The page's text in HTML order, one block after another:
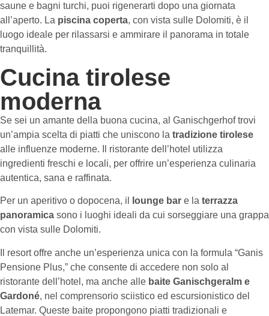
saune e bagni turchi, puoi rigenerarti dopo una giornata
all’aperto. La piscina coperta, con vista sulle Dolomiti, è il
luogo ideale per rilassarsi e ammirare il panorama in totale
tranquillità.
Cucina tirolese
moderna
Se sei un amante della buona cucina, al Ganischgerhof trovi
un’ampia scelta di piatti che uniscono la tradizione tirolese
alle influenze moderne. Il ristorante dell’hotel utilizza
ingredienti freschi e locali, per offrire un’esperienza culinaria
autentica, sana e raffinata.
Per un aperitivo o dopocena, il lounge bar e la terrazza
panoramica sono i luoghi ideali da cui sorseggiare una grappa
con vista sulle Dolomiti.
Il resort offre anche un’esperienza unica con la formula “Ganis
Pensione Plus,” che consente di accedere non solo al
ristorante dell’hotel, ma anche alle baite Ganischgeralm e
Gardoné, nel comprensorio sciistico ed escursionistico del
Latemar. Queste baite propongono piatti tradizionali e